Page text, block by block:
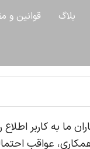
بلاگ قوانین و
ما به کاربر
عواقب